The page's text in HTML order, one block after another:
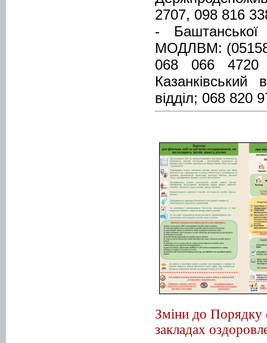
2707, 098 816
- Баштанської
МОДЛВМ:
068 066 4720
відділ; 068 820
Зміни до Порядку
закладах